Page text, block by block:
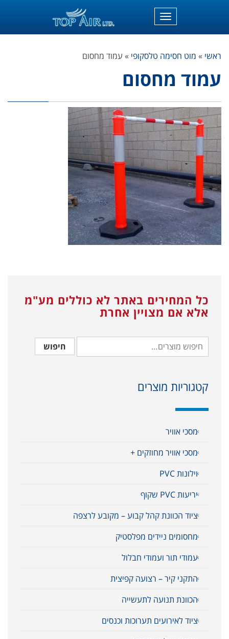
תפריט
ראשי » מוט חסימה טלסקופי » עמוד מחסום
עמוד מחסום
כל המחירים באתר לא כוללים מע"מ
אלא אם מצויין אחרת
חיפוש
קטגוריות מוצרים
מסכי אוויר
מסכי אוויר מחוזקים +
וילונות PVC
יריעות PVC שקוף
ציוד הכוונת קהל קבוע – מקובע לרצפה
מחסומים ניידים מפלסטיק
עמודי תור ועמודי חבלול
התקני קיר – רצועה קפיצית
הכוונת תנועה לתעשייה
ציוד לאירועים תערוכות וכנסים